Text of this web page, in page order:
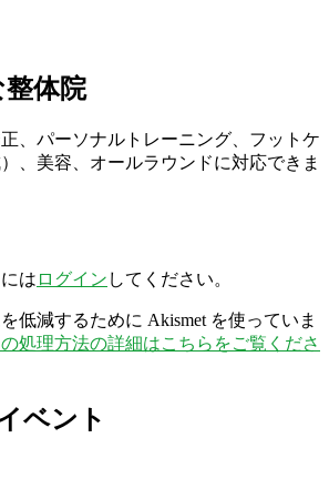
体院
、パーソナルトレーニング、フットケ
、美容、オールラウンドに対応できま
は ログイン してください。
低減するために Akismet を使っていま
処理方法の詳細はこちらをご覧くださ
ベント